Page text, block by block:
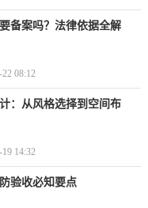
备案吗？法律依据全解
08:12
：从风格选择到空间布
14:32
验收必知要点